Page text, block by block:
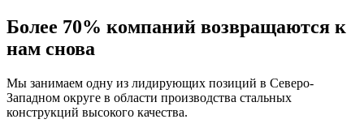
Более 70% компаний возвращаются к
нам снова
Мы занимаем одну из лидирующих позиций в Северо-
Западном округе в области производства стальных
конструкций высокого качества.